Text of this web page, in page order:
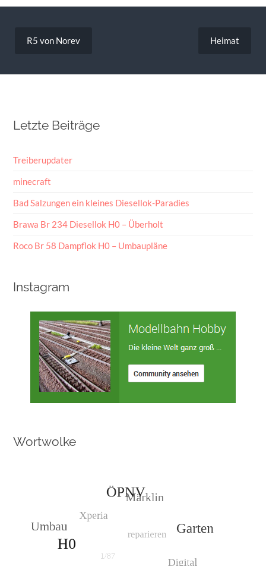
R5 von Norev Heimat
Letzte Beiträge
Treiberupdater
minecraft
Bad Salzungen ein kleines Diesellok-Paradies
Brawa Br 234 Diesellok H0 – Überholt
Roco Br 58 Dampflok H0 – Umbaupläne
Instagram
Wortwolke